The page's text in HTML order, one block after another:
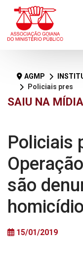
SAIU NA MÍDIA
AGMP
Policiais presos na Operação Circo da Morte são denunciados por dois homicídios
Policiais
são
15/01/2019